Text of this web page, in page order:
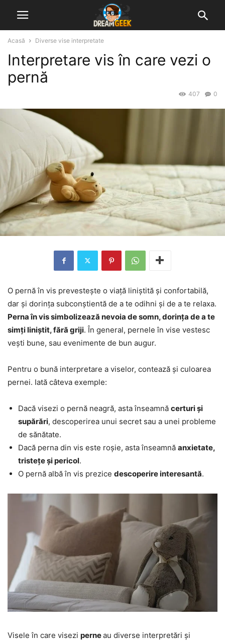
Acasă Diverse vise interpretate
Interpretare vis în care vezi o
pernă
0
407
O pernă în vis prevestește o viață liniștită și confortabilă,
dar și dorința subconștientă de a te odihni și de a te relaxa.
Perna în vis simbolizează nevoia de somn, dorința de a te
simți liniștit, fără griji. În general, pernele în vise vestesc
vești bune, sau evenimente de bun augur.
Pentru o bună interpretare a viselor, contează și culoarea
pernei. Iată câteva exemple:
Dacă visezi o pernă neagră, asta înseamnă certuri și
supărări, descoperirea unui secret sau a unei probleme
de sănătate.
Dacă perna din vis este roșie, asta înseamnă anxietate,
tristețe și pericol.
O pernă albă în vis prezice descoperire interesantă.
Visele în care visezi perneau diverse interpretări și